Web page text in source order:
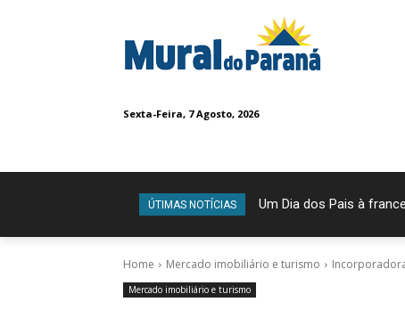
Sexta-Feira, 7 Agosto, 2026
ÚTIMAS NOTÍCIAS Um Dia dos Pais à
Home Mercado imobiliário e turismo
Mercado imobiliário e turismo